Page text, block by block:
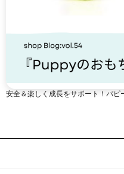
安全＆楽しく成長をサポート！パピ